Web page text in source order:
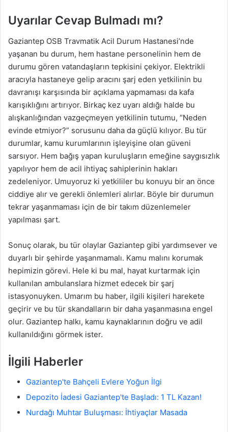
Uyarılar Cevap Bulmadı mı?
Gaziantep OSB Travmatik Acil Durum Hastanesi’nde
yaşanan bu durum, hem hastane personelinin hem de
durumu gören vatandaşların tepkisini çekiyor. Elektrikli
aracıyla hastaneye gelip aracını şarj eden yetkilinin bu
davranışı karşısında bir açıklama yapmaması da kafa
karışıklığını artırıyor. Birkaç kez uyarı aldığı halde bu
alışkanlığından vazgeçmeyen yetkilinin tutumu, “Neden
evinde etmiyor?” sorusunu daha da güçlü kılıyor. Bu tür
durumlar, kamu kurumlarının işleyişine olan güveni
sarsıyor. Hem bağış yapan kuruluşların emeğine saygısızlık
yapılıyor hem de acil ihtiyaç sahiplerinin hakları
zedeleniyor. Umuyoruz ki yetkililer bu konuyu bir an önce
ciddiye alır ve gerekli önlemleri alırlar. Böyle bir durumun
tekrar yaşanmaması için de bir takım düzenlemeler
yapılması şart.
Sonuç olarak, bu tür olaylar Gaziantep gibi yardımsever ve
duyarlı bir şehirde yaşanmamalı. Kamu malını korumak
hepimizin görevi. Hele ki bu mal, hayat kurtarmak için
kullanılan ambulanslara hizmet edecek bir şarj
istasyonuyken. Umarım bu haber, ilgili kişileri harekete
geçirir ve bu tür skandalların bir daha yaşanmasına engel
olur. Gaziantep halkı, kamu kaynaklarının doğru ve adil
kullanıldığını görmek ister.
İlgili Haberler
Gaziantep'te Bahçeli Evlere Yoğun İlgi
Depozito İadesi Gaziantep'te Başladı: 1 TL Kazan!
Nurdağı Muhtar Buluşması: İhtiyaçlar Masada